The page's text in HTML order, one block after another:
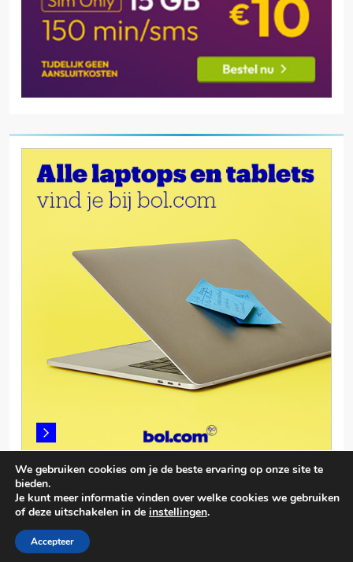
© smartphonevergelijken.info 2026. Powered By
We gebruiken cookies om je de beste ervaring op onze site te
bieden.
Je kunt meer informatie vinden over welke cookies we gebruiken
of deze uitschakelen in de instellingen.
Accepteer